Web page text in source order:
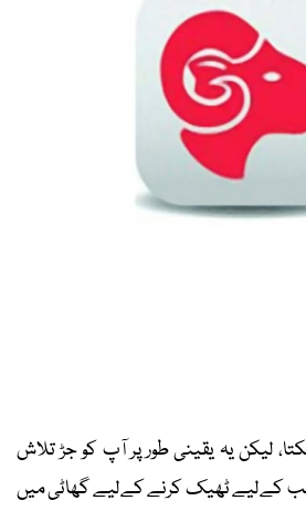
لیکن یہ یقینی طور پر آپ کو جڑ تلاش
سب کےلیے ٹھیک کرنے کےلیے گھاٹی میں